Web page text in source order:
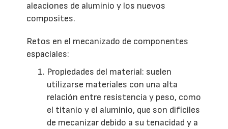
aleaciones de aluminio y los nuevos
composites.
Retos en el mecanizado de componentes
espaciales:
Propiedades del material: suelen
utilizarse materiales con una alta
relación entre resistencia y peso, como
el titanio y el aluminio, que son difíciles
de mecanizar debido a su tenacidad y a